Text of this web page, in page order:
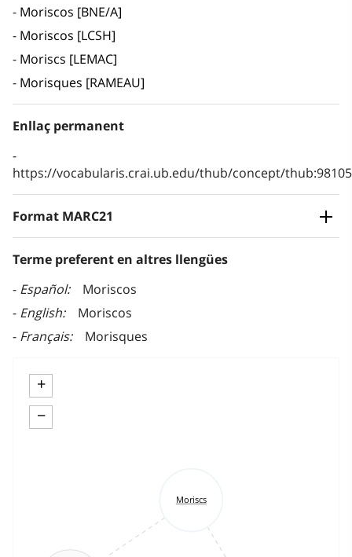
Moriscos [BNE/A]
Moriscos [LCSH]
Moriscs [LEMAC]
Morisques [RAMEAU]
Enllaç permanent
https://vocabularis.crai.ub.edu/thub/concept/
Format MARC21
Terme preferent en altres llengües
Español
Moriscos
English
Moriscos
Français
Morisques
+
−
Moriscs